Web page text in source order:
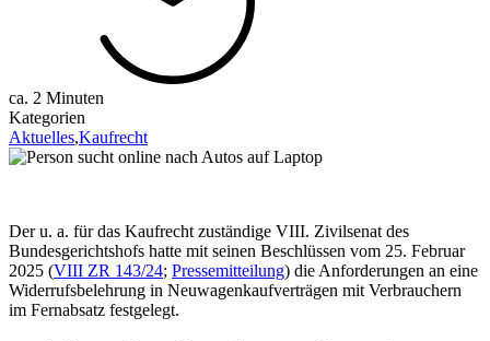
ca. 2 Minuten
Kategorien
Aktuelles,Kaufrecht
Der u. a. für das Kaufrecht zuständige VIII. Zivilsenat des
Bundesgerichtshofs hatte mit seinen Beschlüssen vom 25. Februar
2025 (VIII ZR 143/24; Pressemitteilung) die Anforderungen an eine
Widerrufsbelehrung in Neuwagenkaufverträgen mit Verbrauchern
im Fernabsatz festgelegt.